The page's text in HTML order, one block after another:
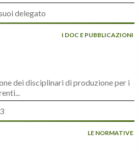
delegato
I DOC E PUBBLICAZIONI
dei disciplinari di produzione per i
LE NORMATIVE